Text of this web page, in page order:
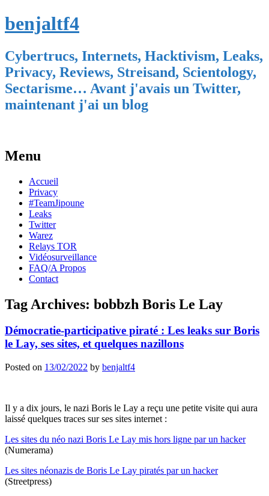
benjaltf4
Cybertrucs, Internets, Hacktivism, Leaks,
Privacy, Reviews, Streisand, Scientology,
Sectarisme… Avant j'avais un Twitter,
maintenant j'ai un blog
Menu
Skip
content
Accueil
Privacy
#TeamJipoune
Leaks
Twitter
Warez
Relays TOR
Vidéosurveillance
FAQ/A Propos
Contact
Tag Archives: bobbzh Boris Le Lay
Démocratie-participative piraté : Les leaks sur Boris
le Lay, ses sites, et quelques nazillons
Posted on 13/02/2022 by benjaltf4
Il y a dix jours, le nazi Boris le Lay a reçu une petite visite qui aura
laissé quelques traces sur ses sites internet :
Les sites du néo nazi Boris Le Lay mis hors ligne par un hacker
(Numerama)
Les sites néonazis de Boris Le Lay piratés par un hacker
(Streetpress)